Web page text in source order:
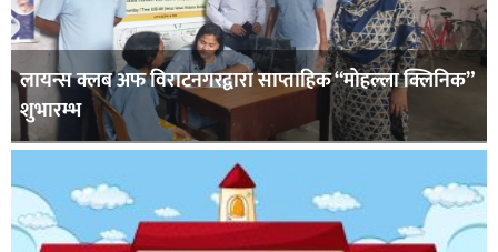
लायन्स क्लब अफ विराटनगरद्वारा साप्ताहिक “मोहल्ला क्लिनिक”
शुभारम्भ